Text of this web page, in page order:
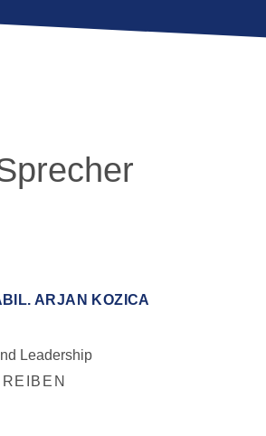
ARJAN KOZICA
Leadership